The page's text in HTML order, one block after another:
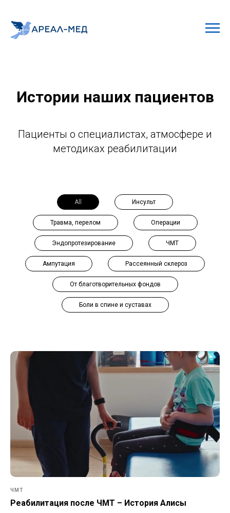
Истории наших пациентов
Пациенты о специалистах, атмосфере и
методиках реабилитации
All Инсульт
Травма, перелом Операции
Эндопротезирование ЧМТ
Ампутация Рассеянный склероз
От благотворительных фондов
Боли в спине и суставах
ЧМТ
Реабилитация после ЧМТ – История Алисы